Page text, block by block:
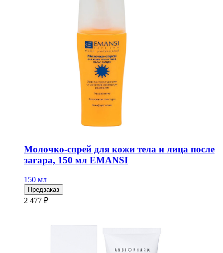
Молочко-спрей для кожи тела и лица после
загара, 150 мл EMANSI
150 мл
Предзаказ
2 477 ₽